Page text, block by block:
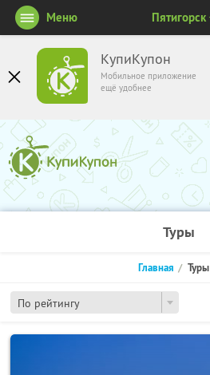
КупиКупон
Мобильное приложение
ещё удобнее
Меню Пятигорск
Туры
По рейтингу
Главная Туры